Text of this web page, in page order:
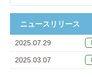
ニュースリリース
2025.07.29
2025.03.07